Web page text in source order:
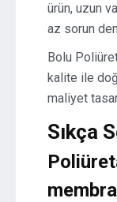
ürün, uzun
az sorun
Bolu
kalite ile
maliyet
Sıkça